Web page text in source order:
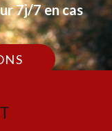
7j/7 en cas